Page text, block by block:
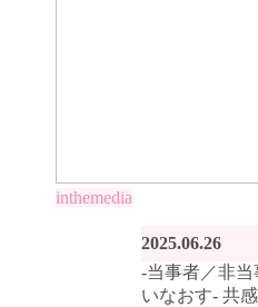
inthemedia
-当事者／非当
いなおす- 共
2025.06.26